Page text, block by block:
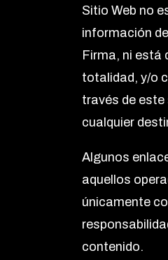
Sitio Web no
información
Firma, ni está
totalidad, y/o
través de
cualquier
Algunos
aquellos
únicamente
contenido.